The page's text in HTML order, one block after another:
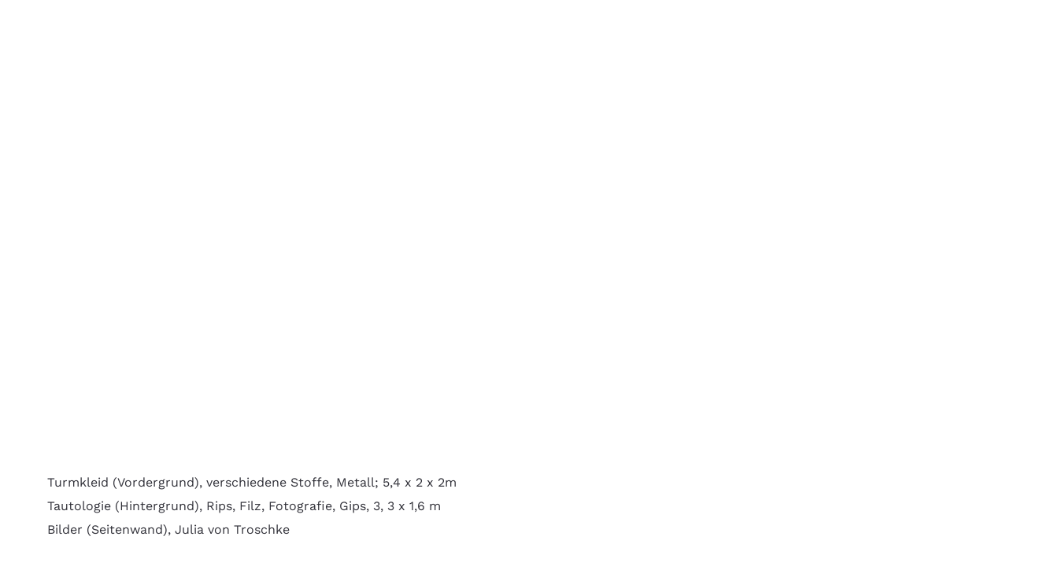
Turmkleid (Vordergrund), verschiedene Stoffe, Metall; 5,4 x 2 x 2m
Tautologie (Hintergrund), Rips, Filz, Fotografie, Gips, 3, 3 x 1,6 m
Bilder (Seitenwand), Julia von Troschke